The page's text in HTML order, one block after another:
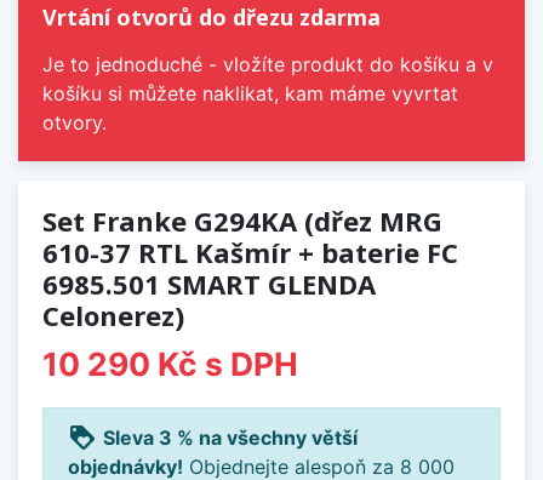
Vrtání otvorů do dřezu zdarma
Je to jednoduché - vložíte produkt do košíku a v
košíku si můžete naklikat, kam máme vyvrtat
otvory.
Set Franke G294KA (dřez MRG
610-37 RTL Kašmír + baterie FC
6985.501 SMART GLENDA
Celonerez)
10 290 Kč s DPH
loyalty Sleva 3 % na všechny větší
objednávky! Objednejte alespoň za 8 000